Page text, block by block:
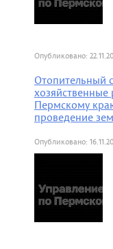
Опубликовано:
Отопительный
хозяйственные
Пермскому
проведение
Опубликовано: